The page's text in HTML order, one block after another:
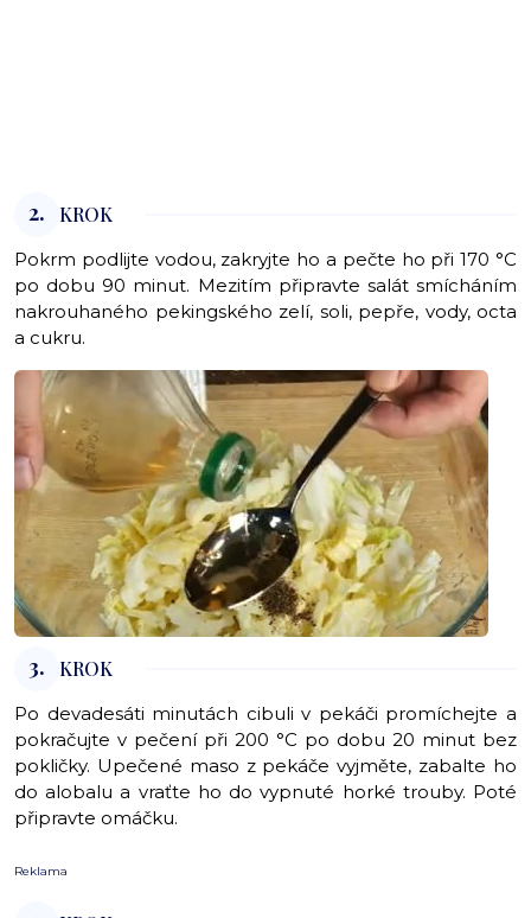
2. KROK
Pokrm podlijte vodou, zakryjte ho a pečte ho při 170 °C
po dobu 90 minut. Mezitím připravte salát smícháním
nakrouhaného pekingského zelí, soli, pepře, vody, octa
a cukru.
3. KROK
Po devadesáti minutách cibuli v pekáči promíchejte a
pokračujte v pečení při 200 °C po dobu 20 minut bez
pokličky. Upečené maso z pekáče vyjměte, zabalte ho
do alobalu a vraťte ho do vypnuté horké trouby. Poté
připravte omáčku.
Reklama